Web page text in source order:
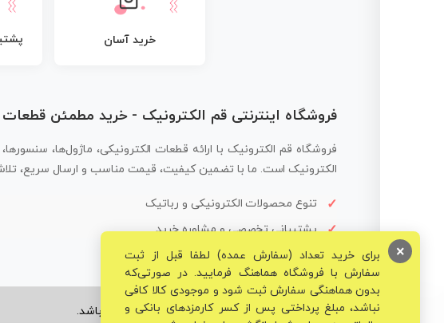
خرید آسان
فروشگاه اینترنتی قم الکترونیک - خرید مطمئن قطعات
فروشگاه قم الکترونیک با ارائه قطعات الکترونیکی، ماژول‌ها،
الکترونیک است. ما با تضمین کیفیت، قیمت مناسب و ارسال سریع،
تنوع محصولات الکترونیکی و رباتیک
پشتیبانی تخصصی و مشاوره خرید
© تمامی حقوق برای فروشگاه تخصصی قم الکترونیک محفوظ می‌باشد.
برای خرید تعداد (سفارش عمده) لطفا قبل از ثبت
سفارش با فروشگاه هماهنگ فرمایید. در صورتی‌که
بدون هماهنگی سفارش ثبت شود و موجودی کالا کافی
نباشد، مبلغ پرداختی پس از کسر کارمزدهای بانکی و
×